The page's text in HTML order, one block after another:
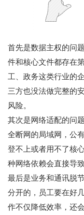
首先是数据主权的问
件和核心文件都存在
工、政务这类行业的
三方也没法做完整的
风险。
其次是网络适配的问
全断网的局域网，公
登不上或者用不了核
种网络依赖会直接导
最后是业务和通讯脱
分开的，员工要在好
作不仅降低效率，还